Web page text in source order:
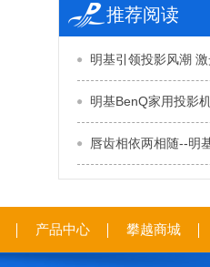
推荐阅读
明基引领投影风潮
明基BenQ家用投影
唇齿相依两相随--明
产品中心 攀越商城